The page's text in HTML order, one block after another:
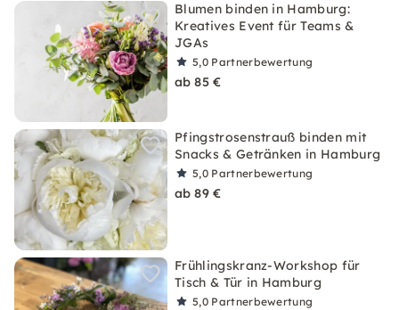
Blumen binden in Hamburg:
Kreatives Event für Teams &
JGAs
5,0 Partnerbewertung
ab 85 €
Pfingstrosenstrauß binden mit
Snacks & Getränken in Hamburg
5,0 Partnerbewertung
ab 89 €
Frühlingskranz-Workshop für
Tisch & Tür in Hamburg
5,0 Partnerbewertung